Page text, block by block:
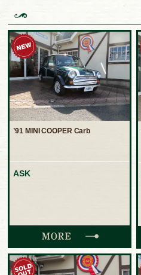
’91 MINI COOPER Carb
ASK